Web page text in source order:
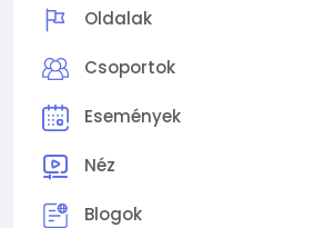
Oldalak
Csoportok
Események
Néz
Blogok